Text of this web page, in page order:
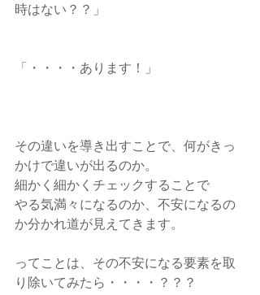
時はない？？」
「・・・・あります！」
その違いを導き出すことで、何がきっ
かけで違いが出るのか。
細かく細かくチェックすることで
やる気満々になるのか、不安になるの
か分かれ道が見えてきます。
ってことは、その不安になる要素を取
り除いてみたら・・・・？？？